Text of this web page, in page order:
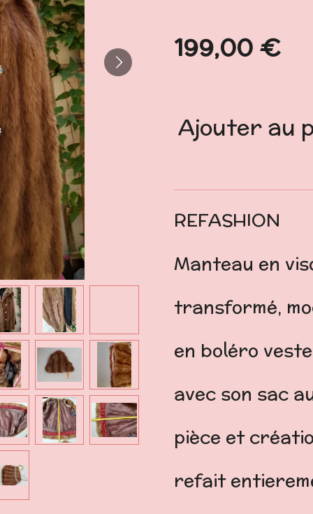
199,00 €
Ajouter au
REFASHION
Manteau en
transformé,
en boléro
avec son sac
pièce et
refait